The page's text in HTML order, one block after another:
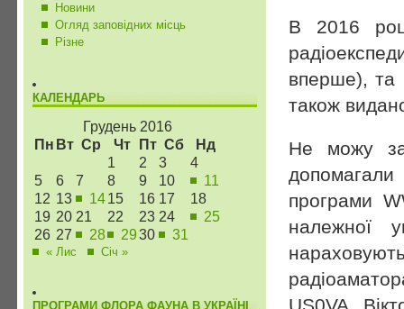
Новини
Огляд заповідних місць
Різне
КАЛЕНДАРЬ
Грудень 2016
Пн Вт Ср Чт Пт Сб
Нд
1
2 3
4
5
6 7 8 9 10
11
12 13 1415 16 17
18
19 20 21 22 23 24
25
26 27 28 2930 31
« Лис Січ »
ПРОГРАМИ ФЛОРА ФАУНА В УКРАЇНІ
В 2016
вперше), та
також
Не можу
допомагали
програми
належної